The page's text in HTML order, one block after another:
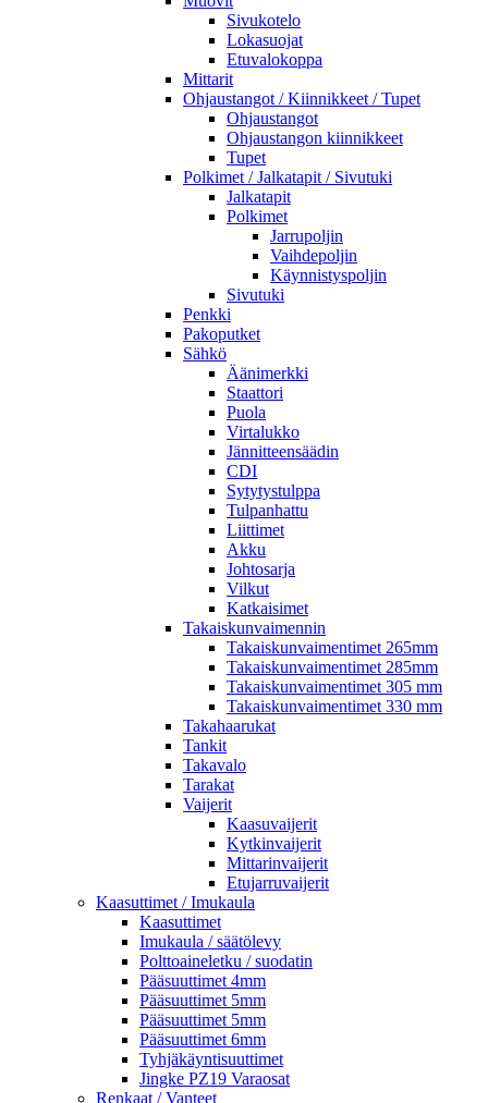
Sivukotelo
Lokasuojat
Etuvalokoppa
Mittarit
Ohjaustangot / Kiinnikkeet / Tupet
Ohjaustangot
Ohjaustangon kiinnikkeet
Tupet
Polkimet / Jalkatapit / Sivutuki
Jalkatapit
Polkimet
Jarrupoljin
Vaihdepoljin
Käynnistyspoljin
Sivutuki
Penkki
Pakoputket
Sähkö
Äänimerkki
Staattori
Puola
Virtalukko
Jännitteensäädin
CDI
Sytytystulppa
Tulpanhattu
Liittimet
Akku
Johtosarja
Vilkut
Katkaisimet
Takaiskunvaimennin
Takaiskunvaimentimet 265mm
Takaiskunvaimentimet 285mm
Takaiskunvaimentimet 305 mm
Takaiskunvaimentimet 330 mm
Takahaarukat
Tankit
Takavalo
Tarakat
Vaijerit
Kaasuvaijerit
Kytkinvaijerit
Mittarinvaijerit
Etujarruvaijerit
Kaasuttimet / Imukaula
Kaasuttimet
Imukaula / säätölevy
Polttoaineletku / suodatin
Pääsuuttimet 4mm
Pääsuuttimet 5mm
Pääsuuttimet 5mm
Pääsuuttimet 6mm
Tyhjäkäyntisuuttimet
Jingke PZ19 Varaosat
Renkaat / Vanteet